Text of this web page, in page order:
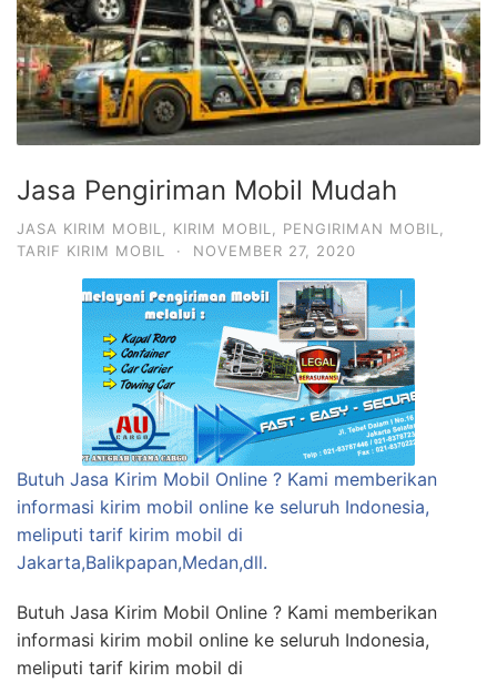
Jasa Pengiriman Mobil Mudah
JASA KIRIM MOBIL, KIRIM MOBIL, PENGIRIMAN MOBIL,
TARIF KIRIM MOBIL
· NOVEMBER 27, 2020
Butuh Jasa Kirim Mobil Online ? Kami memberikan
informasi kirim mobil online ke seluruh Indonesia,
meliputi tarif kirim mobil di
Jakarta,Balikpapan,Medan,dll.
Butuh Jasa Kirim Mobil Online ? Kami memberikan
informasi kirim mobil online ke seluruh Indonesia,
meliputi tarif kirim mobil di